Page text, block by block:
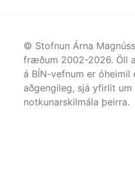
© Stofnun Árna
fræðum 2002-2026. Öll
á BÍN-vefnum er
aðgengileg, sjá yfirlit
notkunarskilmála þeirra.